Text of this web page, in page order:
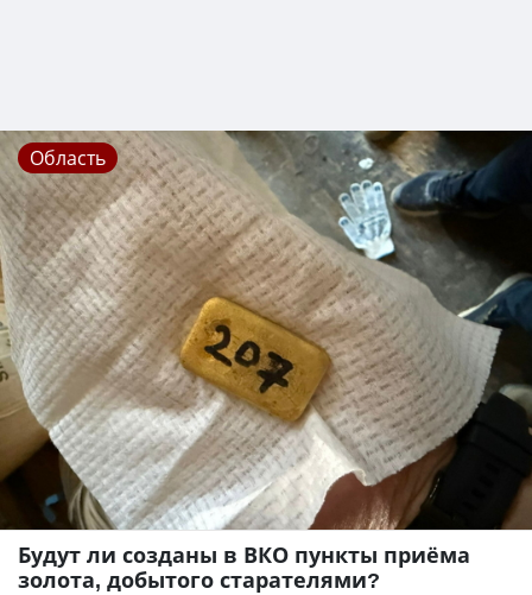
Область
Будут ли созданы в ВКО пункты приёма
золота, добытого старателями?